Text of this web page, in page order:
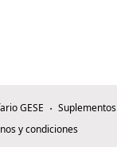
GESE Suplementos
y condiciones